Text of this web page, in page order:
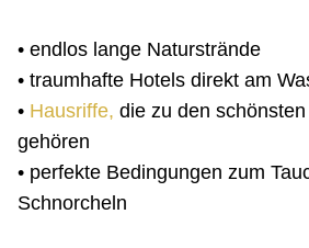
• endlos lange Naturstrände
• traumhafte Hotels direkt am
• Hausriffe, die zu den
gehören
• perfekte Bedingungen zum
Schnorcheln